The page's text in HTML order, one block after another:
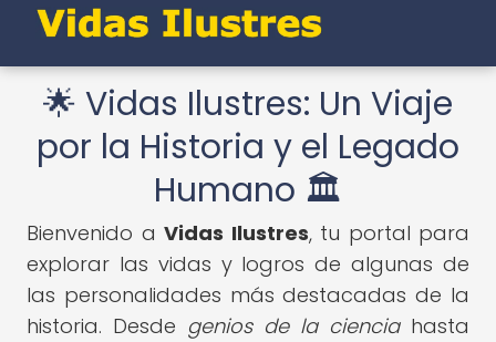
🌟 Vidas Ilustres: Un Viaje
por la Historia y el Legado
Humano 🏛️
Bienvenido a Vidas Ilustres, tu portal para
explorar las vidas y logros de algunas de
las personalidades más destacadas de la
historia. Desde genios de la cienciahasta